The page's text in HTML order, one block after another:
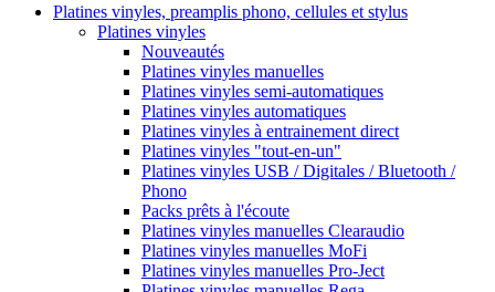
Platines vinyles, preamplis phono, cellules et stylus
Platines vinyles
Nouveautés
Platines vinyles manuelles
Platines vinyles semi-automatiques
Platines vinyles automatiques
Platines vinyles à entrainement direct
Platines vinyles "tout-en-un"
Platines vinyles USB / Digitales / Bluetooth /
Phono
Packs prêts à l'écoute
Platines vinyles manuelles Clearaudio
Platines vinyles manuelles MoFi
Platines vinyles manuelles Pro-Ject